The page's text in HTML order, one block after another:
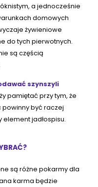
a jednocześnie
domowych
żywieniowe
do tych pierwotnych.
są częścią
szynszyli
pamiętać przy tym, że
być raczej
element jadłospisu.
są różne pokarmy dla
karma będzie